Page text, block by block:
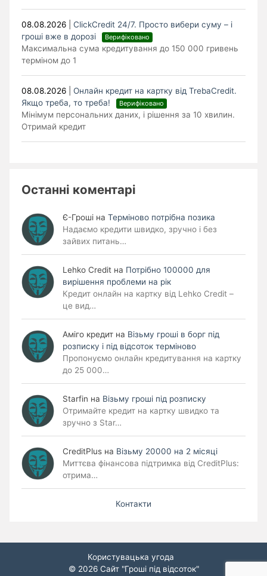
08.08.2026 |ClickCredit 24/7. Просто вибери суму – і
гроші вже в дорозі
Верифіковано
Максимальна сума кредитування до 150 000 гривень
терміном до 1
08.08.2026 |Онлайн кредит на картку від TrebaCredit.
Якщо треба, то треба!
Верифіковано
Мінімум персональних даних, і рішення за 10 хвилин.
Отримай кредит
Останні коментарі
Є-Гроші на Терміново потрібна позика
Надаємо кредити швидко, зручно і без
зайвих питань…
Lehko Сredit на Потрібно 100000 для
вирішення проблеми на рік
Кредит онлайн на картку від Lehko Credit –
це вид…
Аміго кредит на Візьму гроші в борг під
розписку і під відсоток терміново
Пропонуємо онлайн кредитування на картку
до 25 000…
Starfin на Візьму гроші під розписку
Отримайте кредит на картку швидко та
зручно з Star…
CreditPlus на Візьму 20000 на 2 місяці
Миттєва фінансова підтримка від CreditPlus:
отрима…
Контакти
Користувацька угода
© 2026 Сайт "Гроші під відсоток"